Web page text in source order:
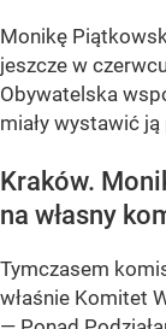
Monikę
jeszcze w
Obywatelska
miały wystawić
Kraków.
na własny
Tymczasem
właśnie Komitet